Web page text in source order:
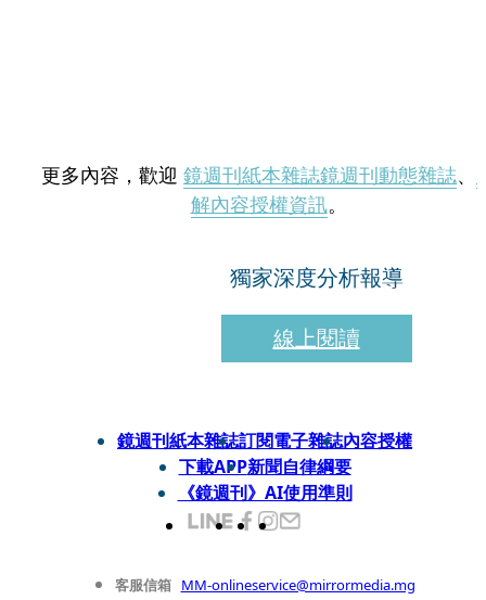
更多內容，歡迎 鏡週刊紙本雜誌鏡週刊動態雜誌、
解內容授權資訊。
獨家深度分析報導
線上閱讀
鏡週刊紙本雜誌訂閱電子雜誌內容授權
下載APP新聞自律綱要
《鏡週刊》AI使用準則
客服信箱 MM-onlineservice@mirrormedia.mg